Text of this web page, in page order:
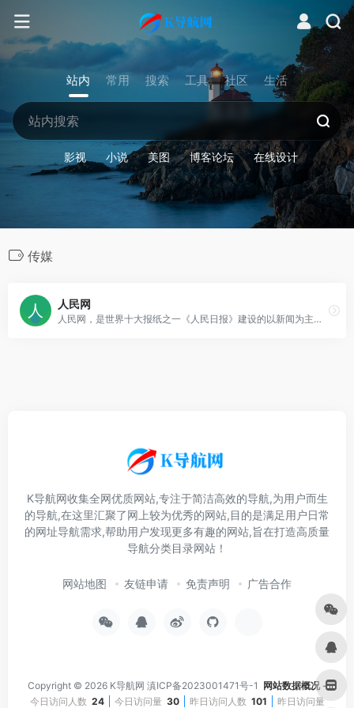
站内 常用 搜索 工具 社区 生活
影视 小说 美图 博客论坛 在线设计
传媒
人民网
人民网，是世界十大报纸之一《人民日报》建设的以新闻为主的大型网上信息发布平台，也是互联网上最大的中文和多语种新闻网站之一。作为国家重点新闻网站，人民网以新闻报道
K导航网收集全网优质网站,专注于简洁高效的导航,为用户而生
的导航,在这里汇聚了网上较为优秀的网站,目的是满足用户日常
的网址导航需求,帮助用户发现更多有趣的网站,旨在打造高质量
导航分类目录网站！
网站地图 友链申请 免责声明 广告合作
Copyright © 2026 K导航网 滇ICP备2023001471号-1 网站数据概况 -
今日访问人数 24 今日访问量 30 昨日访问人数 101 昨日访问量